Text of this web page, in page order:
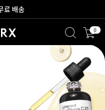
료 배송
만나보세요! 0